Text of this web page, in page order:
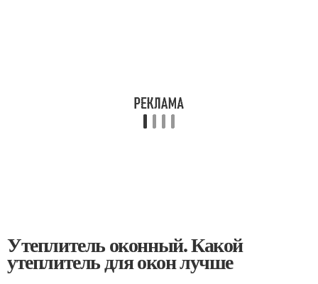
Утеплитель оконный. Какой
утеплитель для окон лучше